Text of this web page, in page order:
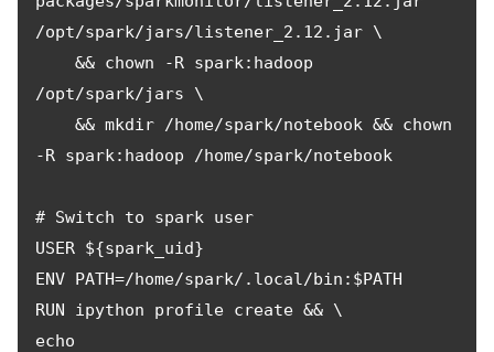
/opt/spark/jars/listener_2.12.jar \
/opt/spark/jars \
-R spark:hadoop /home/spark/notebook
# Switch to spark user
USER ${spark_uid}
ENV PATH=/home/spark/.local/bin:$PATH
RUN ipython profile create && \
echo